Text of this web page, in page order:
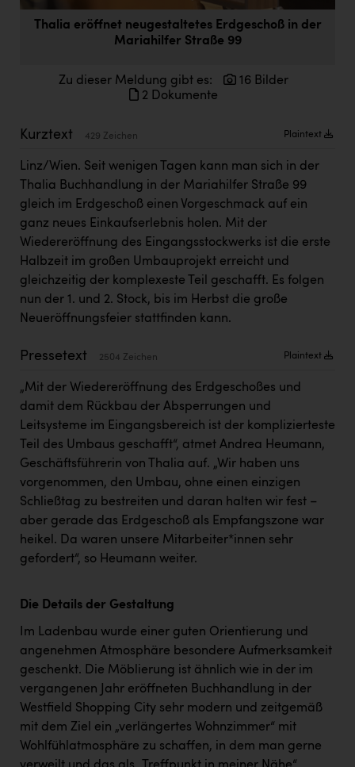
Doppler Gruppe
everfield
Fristads Austria
HIG Infomotion Group
IFE Austria GmbH
Immotech
INTERSPAR
INTERSPORT Austria
Jesolo
Karin Liedl
KEBA
KIWI Kinderwunsch Institut Dr. Loimer
KLIPP Frisör
Kleider Bauer
Kremsmüller Anlagenbau GmbH
Oldtimer Raststationen und Motorhotels
Österreichischer Kachelofenverband
Orlen
Passage Linz
PÜSPÖK
Thalia eröffnet neugestaltetes Erdgeschoß in der
Mariahilfer Straße 99
Zu dieser Meldung gibt es:
16 Bilder
2 Dokumente
Kurztext 429 Zeichen Plaintext
Linz/Wien. Seit wenigen Tagen kann man sich in der
Thalia Buchhandlung in der Mariahilfer Straße 99
gleich im Erdgeschoß einen Vorgeschmack auf ein
ganz neues Einkaufserlebnis holen. Mit der
Wiedereröffnung des Eingangsstockwerks ist die erste
Halbzeit im großen Umbauprojekt erreicht und
gleichzeitig der komplexeste Teil geschafft. Es folgen
nun der 1. und 2. Stock, bis im Herbst die große
Neueröffnungsfeier stattfinden kann.
Pressetext 2504 Zeichen Plaintext
„Mit der Wiedereröffnung des Erdgeschoßes und
damit dem Rückbau der Absperrungen und
Leitsysteme im Eingangsbereich ist der komplizierteste
Teil des Umbaus geschafft“, atmet Andrea Heumann,
Geschäftsführerin von Thalia auf. „Wir haben uns
vorgenommen, den Umbau, ohne einen einzigen
Schließtag zu bestreiten und daran halten wir fest –
aber gerade das Erdgeschoß als Empfangszone war
heikel. Da waren unsere Mitarbeiter*innen sehr
gefordert“, so Heumann weiter.
Die Details der Gestaltung
Im Ladenbau wurde einer guten Orientierung und
angenehmen Atmosphäre besondere Aufmerksamkeit
geschenkt. Die Möblierung ist ähnlich wie in der im
vergangenen Jahr eröffneten Buchhandlung in der
Westfield Shopping City sehr modern und zeitgemäß
mit dem Ziel ein „verlängertes Wohnzimmer“ mit
Wohlfühlatmosphäre zu schaffen, in dem man gerne